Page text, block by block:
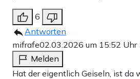
6
Antworten
mifrafe02.03.2026 um 15:52 Uhr
Melden
Hat der eigentlich Geiseln, ist da